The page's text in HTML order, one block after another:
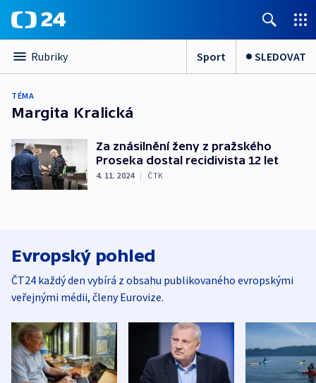
Rubriky Sport SLEDOVAT
TÉMA
Margita Kralická
Za znásilnění ženy z pražského
Proseka dostal recidivista 12 let
4. 11. 2024 | ČTK
Evropský pohled
ČT24 každý den vybírá z obsahu publikovaného evropskými
veřejnými médii, členy Eurovize.